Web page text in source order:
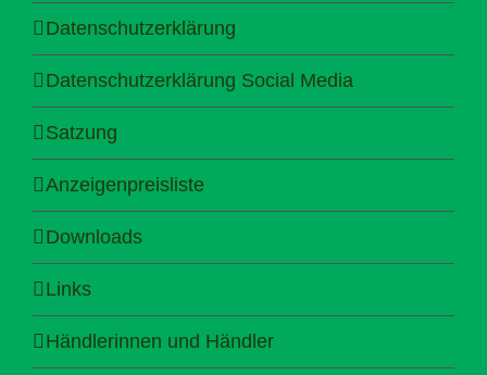
Datenschutzerklärung
Datenschutzerklärung Social Media
Satzung
Anzeigenpreisliste
Downloads
Links
Händlerinnen und Händler